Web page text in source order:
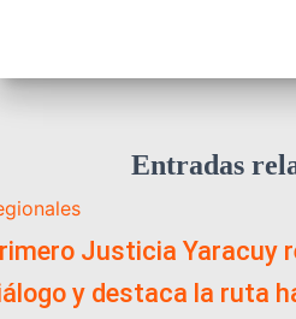
Entradas
Justicia Yaracuy
y destaca la ruta